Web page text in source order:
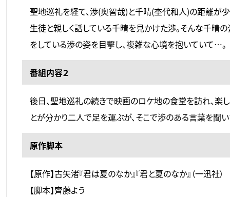
聖地巡礼を経て、渉(奥智哉)と千晴(杢代和人)の距離が少
生徒と親しく話している千晴を見かけた渉。そんな千晴
をしている渉の姿を目撃し、複雑な心境を抱いていて…。
番組内容２
後日、聖地巡礼の続きで映画のロケ地の食堂を訪れ、楽
とが分かり二人で足を運ぶが、そこで渉のある言葉を聞
原作脚本
【原作】古矢渚『君は夏のなか』『君と夏のなか』（一迅社）
【脚本】齊藤よう